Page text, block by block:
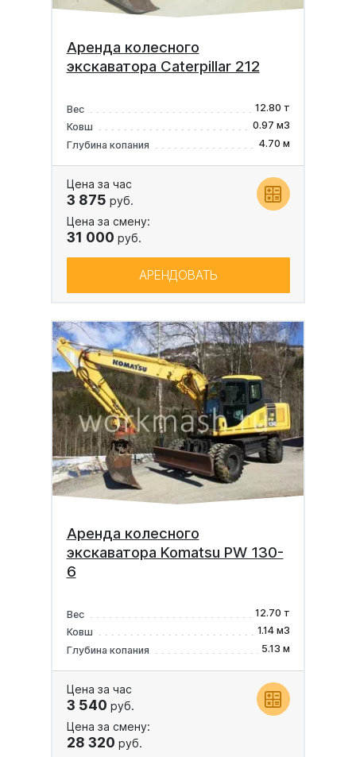
Аренда колесного
экскаватора Caterpillar 212
Вес
12.80 т
Ковш
0.97 м3
Глубина копания
4.70 м
Цена за час
3 875 руб.
Цена за смену:
31 000 руб.
АРЕНДОВАТЬ
Аренда колесного
экскаватора Komatsu PW 130-
6
Вес
12.70 т
Ковш
1.14 м3
Глубина копания
5.13 м
Цена за час
3 540 руб.
Цена за смену:
28 320 руб.